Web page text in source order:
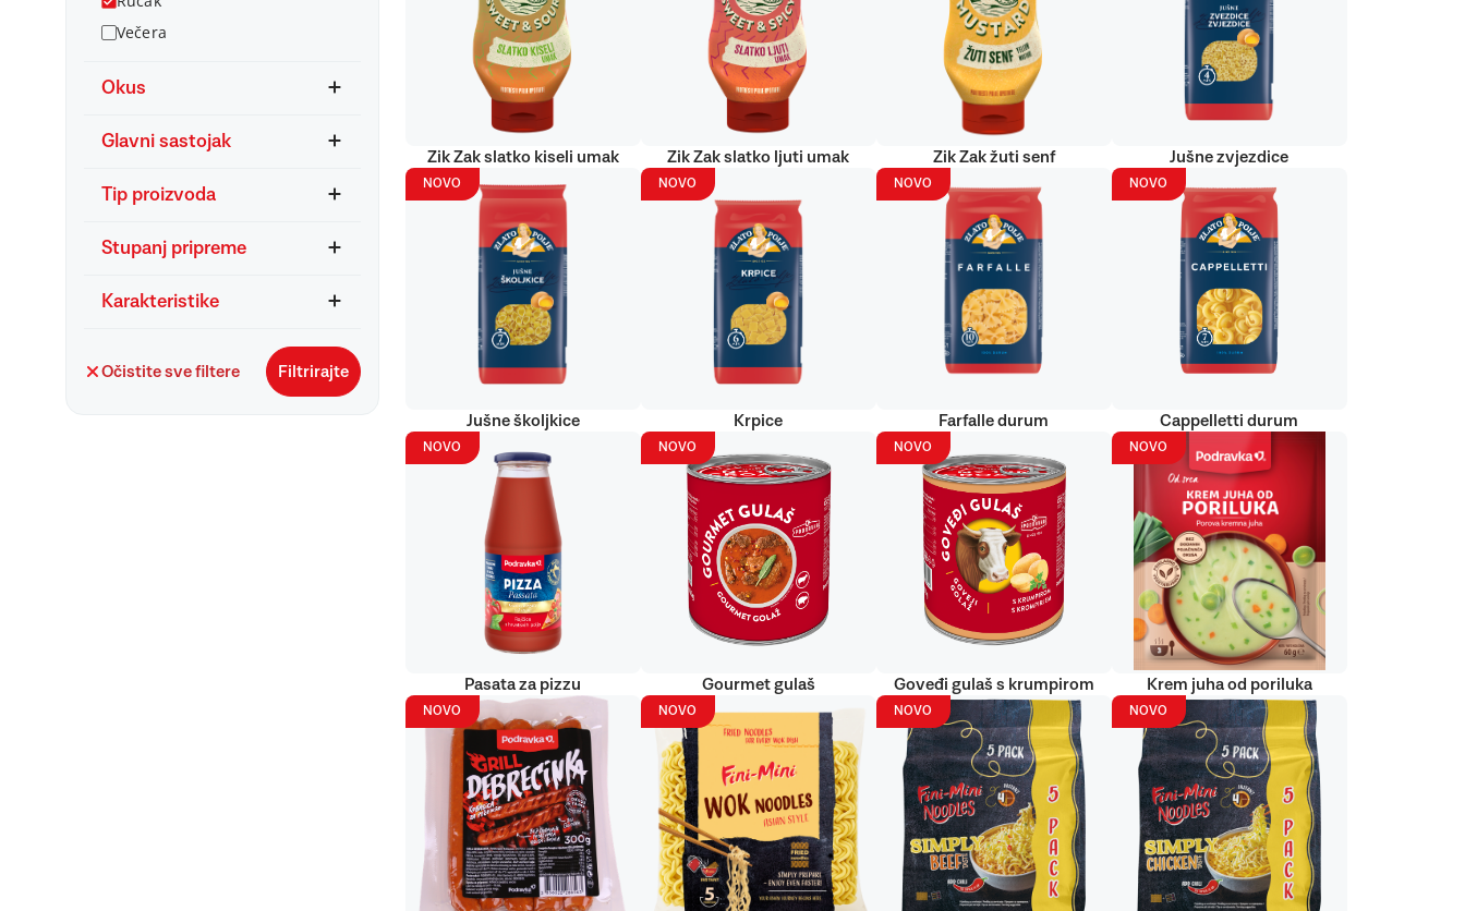
Večera
Okus
Glavni sastojak
Tip proizvoda
Stupanj pripreme
Karakteristike
Očistite sve filtere Filtrirajte
Zik Zak slatko kiseli umak Zik Zak slatko ljuti umak Zik Zak žuti senf Jušne zvjezdice
NOVO
Jušne školjkice
NOVO
Krpice
NOVO
Farfalle durum
NOVO
Cappelletti durum
NOVO
Pasata za pizzu
NOVO
Gourmet gulaš
NOVO
Goveđi gulaš s krumpirom
NOVO
Krem juha od poriluka
NOVO NOVO NOVO NOVO